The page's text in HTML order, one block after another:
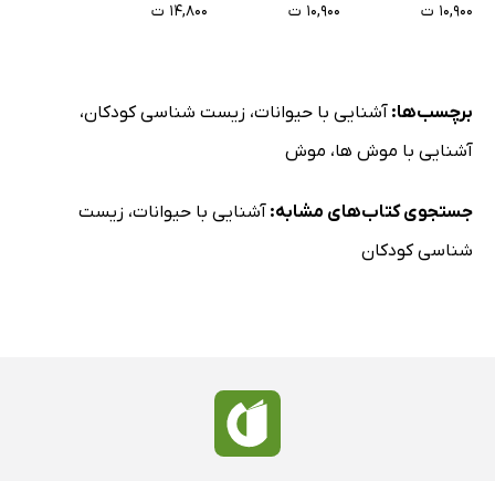
۱۰,۹۰۰ ت
۱۰,۹۰۰ ت
۱۴,۸۰۰ ت
برچسب‌ها: آشنایی با حیوانات، زیست شناسی کودکان،
آشنایی با موش ها، موش
جستجوی کتاب‌های مشابه: آشنایی با حیوانات، زیست
شناسی کودکان